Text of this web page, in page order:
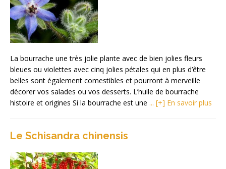
La bourrache une très jolie plante avec de bien jolies fleurs
bleues ou violettes avec cinq jolies pétales qui en plus d’être
belles sont également comestibles et pourront à merveille
décorer vos salades ou vos desserts. L’huile de bourrache
histoire et origines Si la bourrache est une ... [+] En savoir plus
Le Schisandra chinensis